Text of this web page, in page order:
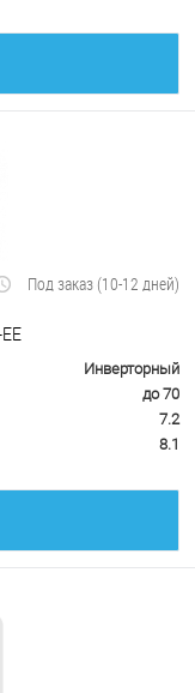
Под заказ (10-12 дней)
Инверторный
до 70
7.2
8.1